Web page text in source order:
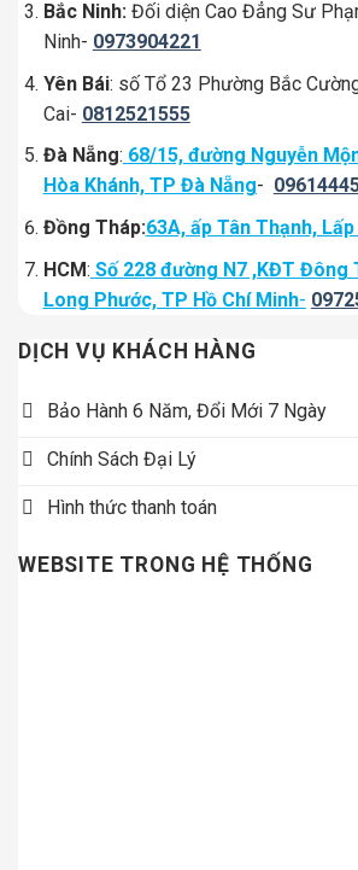
Bắc Ninh: Đối diện Cao Đẳng Sư
Ninh- 0973904221
Yên Bái: số Tổ 23 Phường Bắc
Cai- 0812521555
Đà Nẵng: 68/15, đường Nguyễn
Hòa Khánh, TP Đà Nẵng-
Đồng Tháp:63A, ấp Tân Thạnh, Lấp
HCM: Số 228 đường N7 ,KĐT Đông
Long Phước, TP Hồ Chí Minh-
DỊCH VỤ KHÁCH HÀNG
Bảo Hành 6 Năm, Đổi Mới 7 Ngày
Chính Sách Đại Lý
Hình thức thanh toán
WEBSITE TRONG HỆ THỐNG